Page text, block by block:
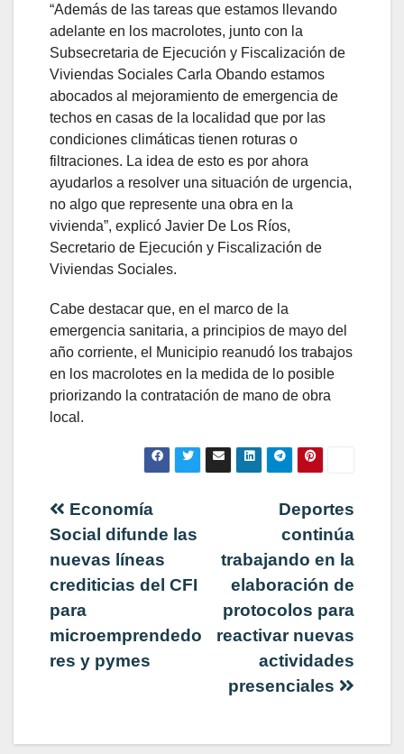
“Además de las tareas que estamos llevando
adelante en los macrolotes, junto con la
Subsecretaria de Ejecución y Fiscalización de
Viviendas Sociales Carla Obando estamos
abocados al mejoramiento de emergencia de
techos en casas de la localidad que por las
condiciones climáticas tienen roturas o
filtraciones. La idea de esto es por ahora
ayudarlos a resolver una situación de urgencia,
no algo que represente una obra en la
vivienda”, explicó Javier De Los Ríos,
Secretario de Ejecución y Fiscalización de
Viviendas Sociales.
Cabe destacar que, en el marco de la
emergencia sanitaria, a principios de mayo del
año corriente, el Municipio reanudó los trabajos
en los macrolotes en la medida de lo posible
priorizando la contratación de mano de obra
local.
Navegación
de
entradas
Deportes
continúa
trabajando en la
elaboración de
protocolos para
reactivar nuevas
actividades
presenciales
Economía
Social difunde las
nuevas líneas
crediticias del CFI
para
microemprendedo
res y pymes